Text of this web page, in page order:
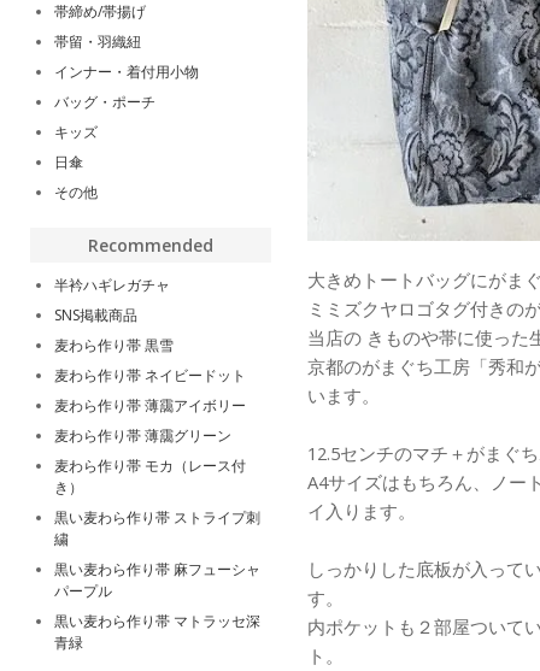
大きめトートバッグにがま
ミミズクヤロゴタグ付きの
当店の きものや帯に使った
京都のがまぐち工房「秀和
います。
12.5センチのマチ＋がまぐ
A4サイズはもちろん、ノー
イ入ります。
しっかりした底板が入って
す。
内ポケットも２部屋ついて
ト。
帯締め/帯揚げ
帯留・羽織紐
インナー・着付用小物
バッグ・ポーチ
キッズ
日傘
その他
Recommended
半衿ハギレガチャ
SNS掲載商品
麦わら作り帯 黒雪
麦わら作り帯 ネイビードット
麦わら作り帯 薄靄アイボリー
麦わら作り帯 薄靄グリーン
麦わら作り帯 モカ（レース付
き）
黒い麦わら作り帯 ストライプ刺
繍
黒い麦わら作り帯 麻フューシャ
パープル
黒い麦わら作り帯 マトラッセ深
青緑